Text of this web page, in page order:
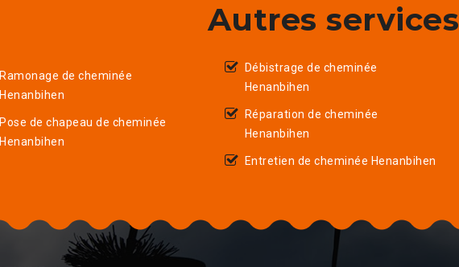
Autres services
Ramonage de cheminée
Henanbihen
Pose de chapeau de cheminée
Henanbihen
Débistrage de cheminée
Henanbihen
Réparation de cheminée
Henanbihen
Entretien de cheminée Henanbihen